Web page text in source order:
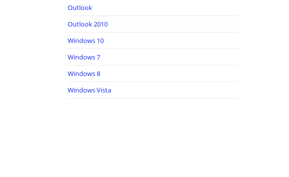
Outlook
Outlook 2010
Windows 10
Windows 7
Windows 8
Windows Vista